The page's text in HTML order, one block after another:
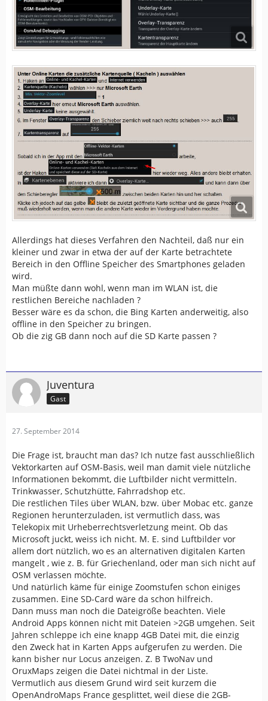
Allerdings hat dieses Verfahren den Nachteil, daß nur ein
kleiner und zwar in etwa der auf der Karte betrachtete
Bereich in den Offline Speicher des Smartphones geladen
wird.
Man müßte dann wohl, wenn man im WLAN ist, die
restlichen Bereiche nachladen ?
Besser wäre es da schon, die Bing Karten anderweitig, also
offline in den Speicher zu bringen.
Ob die zig GB dann noch auf die SD Karte passen ?
Juventura
Gast
27. September 2014
Die Frage ist, braucht man das? Ich nutze fast ausschließlich
Vektorkarten auf OSM-Basis, weil man damit viele nützliche
Informationen bekommt, die Luftbilder nicht vermitteln.
Trinkwasser, Schutzhütte, Fahrradshop etc.
Die restlichen Tiles über WLAN, bzw. über Mobac etc. ganze
Regionen herunterzuladen, ist vermutlich dass, was
Telekopix mit Urheberrechtsverletzung meint. Ob das
Microsoft juckt, weiss ich nicht. M. E. sind Luftbilder vor
allem dort nützlich, wo es an alternativen digitalen Karten
mangelt , wie z. B. für Griechenland, oder man sich nicht auf
OSM verlassen möchte.
Und natürlich käme für einige Zoomstufen schon einiges
zusammen. Eine SD-Card wäre da schon hilfreich.
Dann muss man noch die Dateigröße beachten. Viele
Android Apps können nicht mit Dateien >2GB umgehen. Seit
Jahren schleppe ich eine knapp 4GB Datei mit, die einzig
den Zweck hat in Karten Apps aufgerufen zu werden. Die
kann bisher nur Locus anzeigen. Z. B TwoNav und
OruxMaps zeigen die Datei nichtmal in der Liste.
Vermutlich aus diesem Grund wird seit kurzem die
OpenAndroMaps France gesplittet, weil diese die 2GB-